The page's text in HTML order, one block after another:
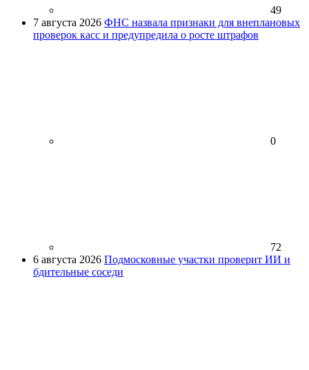
49
7 августа 2026 ФНС назвала признаки для внеплановых
проверок касс и предупредила о росте штрафов
0
72
6 августа 2026 Подмосковные участки проверит ИИ и
бдительные соседи